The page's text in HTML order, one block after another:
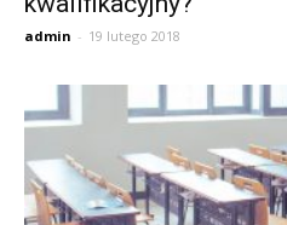
admin - 19 lutego 2018